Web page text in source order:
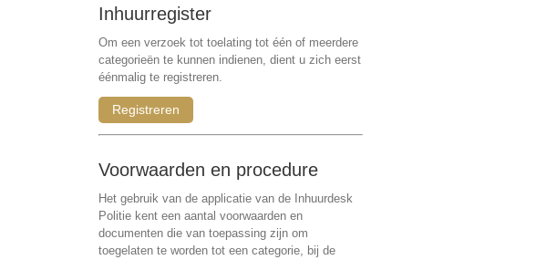
Inhuurregister
Om een verzoek tot toelating tot één of meerdere
categorieën te kunnen indienen, dient u zich eerst
éénmalig te registreren.
Registreren
Voorwaarden en procedure
Het gebruik van de applicatie van de Inhuurdesk
Politie kent een aantal voorwaarden en
documenten die van toepassing zijn om
toegelaten te worden tot een categorie, bij de